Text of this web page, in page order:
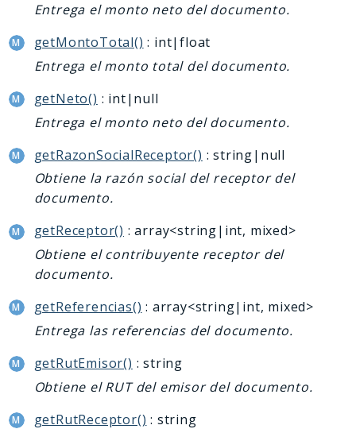
Entrega el monto neto del documento.
getMontoTotal() : int|float
Entrega el monto total del documento.
getNeto() : int|null
Entrega el monto neto del documento.
getRazonSocialReceptor() : string|null
Obtiene la razón social del receptor del
documento.
getReceptor() : array<string|int, mixed>
Obtiene el contribuyente receptor del
documento.
getReferencias() : array<string|int, mixed>
Entrega las referencias del documento.
getRutEmisor() : string
Obtiene el RUT del emisor del documento.
getRutReceptor() : string